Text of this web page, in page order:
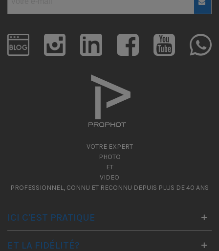
VOTRE EXPERT
PHOTO
ET
VIDEO
PROFESSIONNEL, CONNU ET RECONNU DEPUIS PLUS DE 40 ANS
ICI C'EST PRATIQUE
ET LA FIDÉLITÉ?